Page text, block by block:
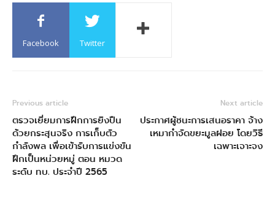
Facebook Twitter
Previous article
ตรวจเยี่ยมการฝึกการยิงปืน
ด้วยกระสุนจริง การเก็บตัว
กำลังพล เพื่อเข้ารับการแข่งขัน
ฝึกเป็นหน่วยหมู่ ตอน หมวด
ระดับ ทบ. ประจำปี 2565
Next article
ประกาศผู้ชนะการเสนอราคา จ้าง
เหมากำจัดขยะมูลฝอย โดยวิธี
เฉพาะเจาะจง